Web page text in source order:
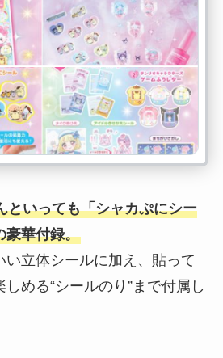
といっても「シャカぷにシー
豪華付録。
い立体シールに加え、貼って
める“シールのり”まで付属し